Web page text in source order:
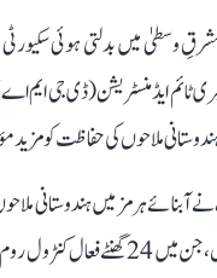
وسطیٰ میں بدلتی ہوئی
ٹائم ایڈمنسٹریشن (ڈی جی ایم
ملاحوں کی حفاظت کو مزید
آبنائے ہرمز میں ہندوستانی
اضافی اقدامات بھی کیے ہیں، جن میں 24